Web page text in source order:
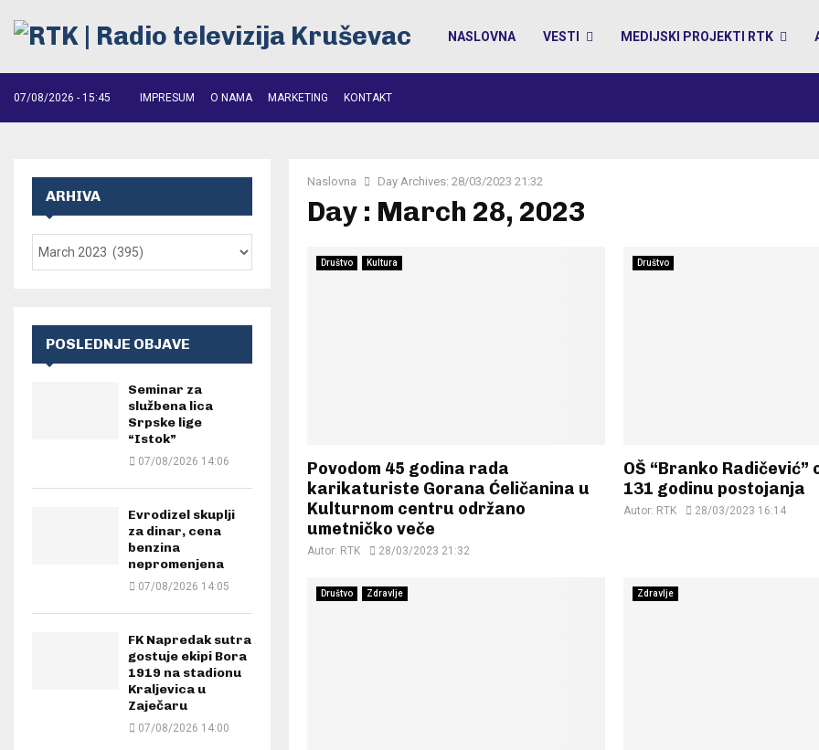
NASLOVNA VESTI MEDIJSKI PROJEKTI RTK
07/08/2026 - 15:45 IMPRESUM O NAMA MARKETING KONTAKT
Naslovna Day Archives: 28/03/2023 21:32
Day : March 28, 2023
Društvo Kultura
Povodom 45 godina rada
karikaturiste Gorana Ćeličanina u
Kulturnom centru održano
umetničko veče
Autor: RTK 28/03/2023 21:32
Društvo
OŠ “Branko Radičević”
131 godinu postojanja
Autor: RTK 28/03/2023 16:14
Društvo Zdravlje Zdravlje
ARHIVA
POSLEDNJE OBJAVE
Seminar za
službena lica
Srpske lige
“Istok”
07/08/2026 14:06
Evrodizel skuplji
za dinar, cena
benzina
nepromenjena
07/08/2026 14:05
FK Napredak sutra
gostuje ekipi Bora
1919 na stadionu
Kraljevica u
Zaječaru
07/08/2026 14:00